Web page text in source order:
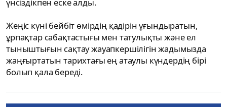
Жеңіс күні бейбіт өмірдің қадірін ұғындыратын,
ұрпақтар сабақтастығы мен татулықты және ел
тыныштығын сақтау жауапкершілігін жадымызда
жаңғыртатын тарихтағы ең атаулы күндердің бірі
болып қала береді.